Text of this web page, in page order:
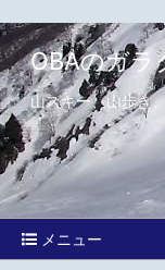
OBAのガラ
山スキー、山歩き
メニュー